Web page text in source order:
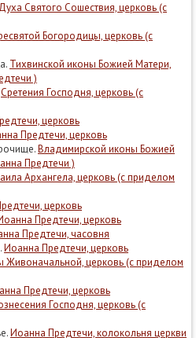
Духа Святого Сошествия, церковь (с
Богородицы, церковь (с
Тихвинской иконы Божией Матери,
)
Сретения Господня, церковь (с
церковь
Предтечи, церковь
Владимирской иконы Божией
Предтечи )
Архангела, церковь (с приделом
церковь
Предтечи, церковь
Предтечи, часовня
Иоанна Предтечи, церковь
Живоначальной, церковь (с приделом
Предтечи, церковь
Господня, церковь (с
Иоанна Предтечи, колокольня церкви